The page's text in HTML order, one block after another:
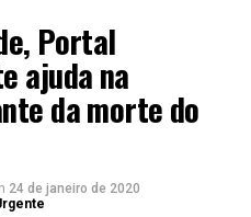
Portal
ajuda na
da morte do
24 de janeiro de 2020